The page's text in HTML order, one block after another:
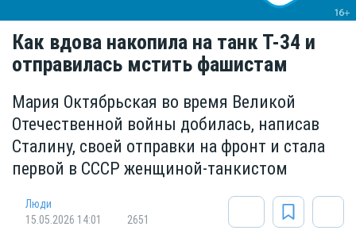
Как вдова накопила на танк Т-34 и
отправилась мстить фашистам
Мария Октябрьская во время Великой
Отечественной войны добилась, написав
Сталину, своей отправки на фронт и стала
первой в СССР женщиной-танкистом
Люди
15.05.2026 14:01
2651